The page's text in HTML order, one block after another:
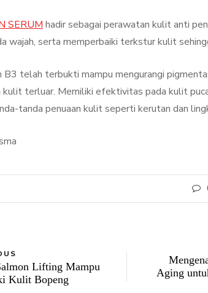
SERUM hadir sebagai perawatan kulit anti
wajah, serta memperbaiki terkstur kulit
B3 telah terbukti mampu mengurangi
kulit terluar. Memiliki efektivitas pada kulit
tanda penuaan kulit seperti kerutan dan
Lifting Mampu
Kulit Bopeng
Aging